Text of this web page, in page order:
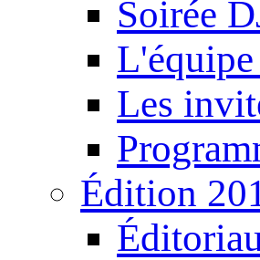
Soirée
Les
Édition